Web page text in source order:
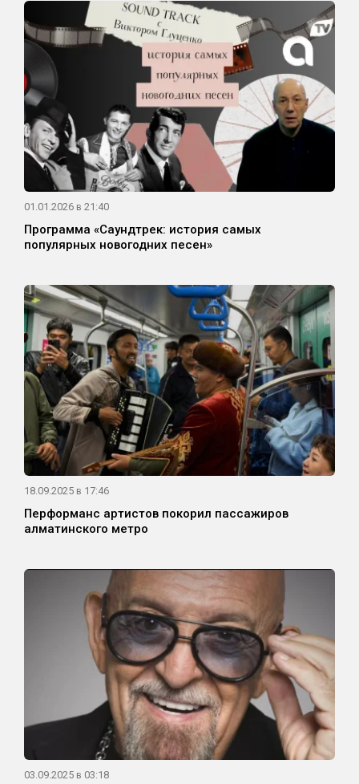
01.01.2026 в 21:40
Программа «Саундтрек: история самых
популярных новогодних песен»
18.09.2025 в 17:46
Перформанс артистов покорил пассажиров
алматинского метро
03.09.2025 в 03:18